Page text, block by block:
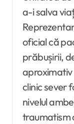
a-i salva
oficial că
prăbușirii,
aproximativ
clinic sever
nivelul
traumatism